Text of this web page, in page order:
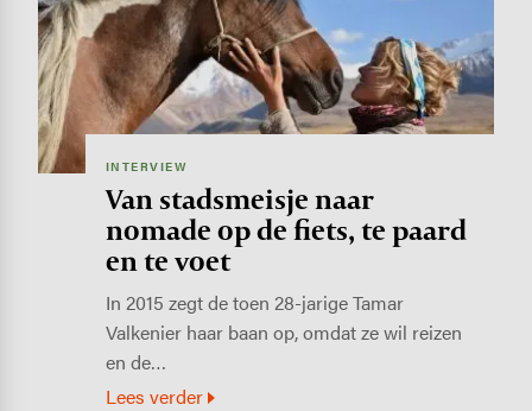
INTERVIEW
Van stadsmeisje naar
nomade op de fiets, te paard
en te voet
In 2015 zegt de toen 28-jarige Tamar
Valkenier haar baan op, omdat ze wil reizen
en de…
Lees verder